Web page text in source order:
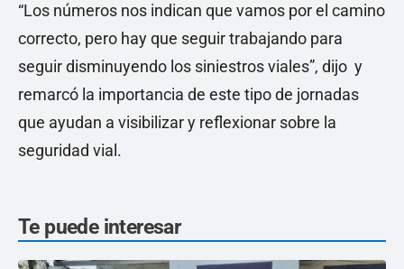
“Los números nos indican que vamos por el camino
correcto, pero hay que seguir trabajando para
seguir disminuyendo los siniestros viales”, dijo y
remarcó la importancia de este tipo de jornadas
que ayudan a visibilizar y reflexionar sobre la
seguridad vial.
Te puede interesar